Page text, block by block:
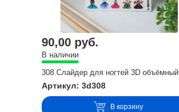
90,00 руб.
В наличии
308 Слайдер для ногтей 3D объёмный
Артикул: 3d308
В корзину